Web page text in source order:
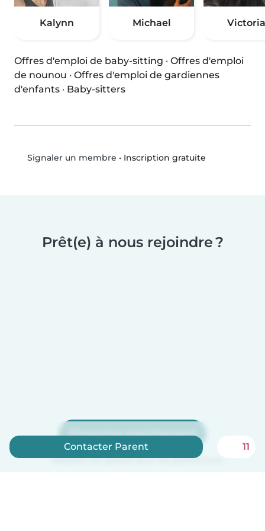
Kalynn Michael Victoria
Offres d'emploi de baby-sitting · Offres d'emploi
de nounou · Offres d'emploi de gardiennes
d'enfants · Baby-sitters
Signaler un membre • Inscription gratuite
Prêt(e) à nous rejoindre ?
S'inscrire maintenant
Babysits est gratuit pour les gardiennes !
Contacter Parent 11